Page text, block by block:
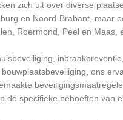
zich uit over diverse
en Noord-Brabant, maar
Roermond, Peel en Maas,
inbraakpreventie,
ons
de specifieke behoeften van